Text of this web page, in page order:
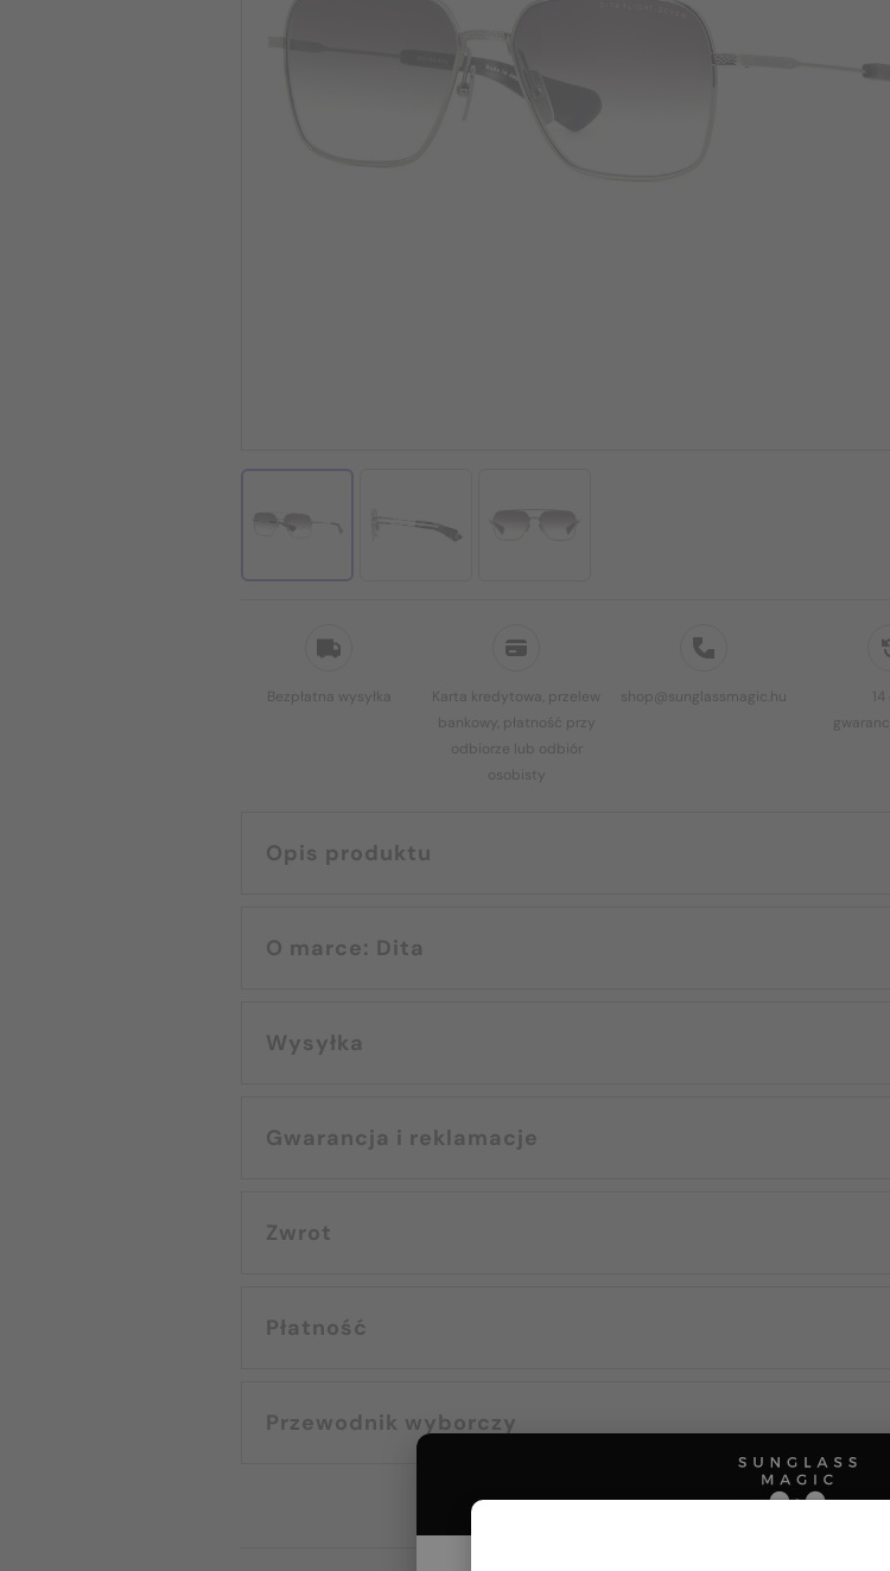
Bezpłatna wysyłka
Karta kredytowa, przelew
bankowy, płatność przy
odbiorze lub odbiór
osobisty
shop@sunglassmagic.hu
Opis produktu
O marce: Dita
Wysyłka
Gwarancja i reklamacje
Zwrot
Płatność
Przewodnik wyborczy